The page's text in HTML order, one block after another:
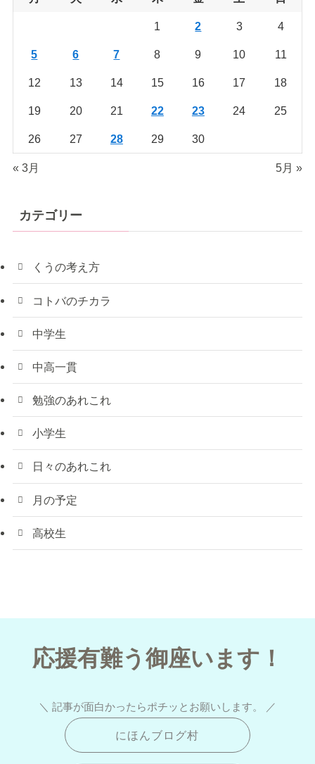
1 2 3 4
5 6 7 8 9 10 11
12 13 14 15 16 17 18
19 20 21 22 23 24 25
26 27 28 29 30
« 3月 5月 »
カテゴリー
くうの考え方
コトバのチカラ
中学生
中高一貫
勉強のあれこれ
小学生
日々のあれこれ
月の予定
高校生
応援有難う御座います！
＼ 記事が面白かったらポチッとお願いします。 ／
にほんブログ村